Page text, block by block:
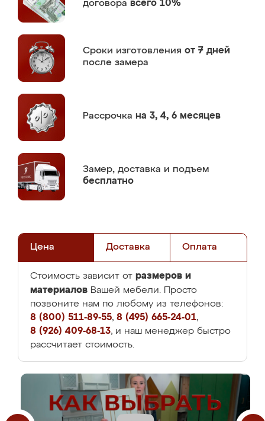
договора всего 10%
Сроки изготовления от 7 дней
после замера
Рассрочка на 3, 4, 6 месяцев
Замер, доставка и подъем
бесплатно
Цена Доставка Оплата
Стоимость зависит от размеров и
материалов Вашей мебели. Просто
позвоните нам по любому из телефонов:
8 (800) 511-89-55, 8 (495) 665-24-01,
8 (926) 409-68-13, и наш менеджер быстро
рассчитает стоимость.